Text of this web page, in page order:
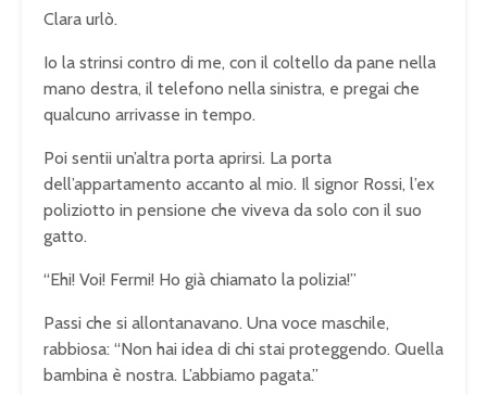
Clara urlò.
Io la strinsi contro di me, con il coltello da pane nella
mano destra, il telefono nella sinistra, e pregai che
qualcuno arrivasse in tempo.
Poi sentii un’altra porta aprirsi. La porta
dell’appartamento accanto al mio. Il signor Rossi, l’ex
poliziotto in pensione che viveva da solo con il suo
gatto.
“Ehi! Voi! Fermi! Ho già chiamato la polizia!”
Passi che si allontanavano. Una voce maschile,
rabbiosa: “Non hai idea di chi stai proteggendo. Quella
bambina è nostra. L’abbiamo pagata.”